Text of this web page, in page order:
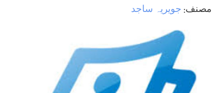
مصنف: جويريہ ساجد